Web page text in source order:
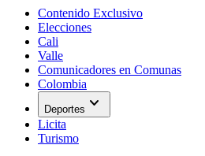
Contenido Exclusivo
Elecciones
Cali
Valle
Comunicadores en Comunas
Colombia
Deportes expand_more
Licita
Turismo